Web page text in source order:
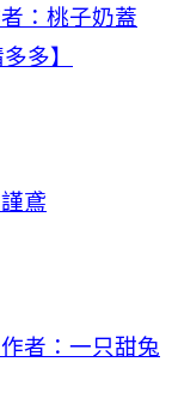
：桃子奶蓋
多】
鳶
者：一只甜兔